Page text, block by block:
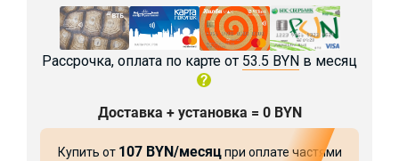
Рассрочка, оплата по карте от 53.5 BYN в месяц
Доставка + установка = 0 BYN
Купить от 107 BYN/месяцпри оплате частями